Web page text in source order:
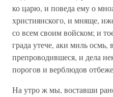
ко царю, и поведа ему о
християнского, и мняще,
со всем своим войском; и
града утече, аки миль осмь,
препроводившеся, и дела
порогов и верблюдов
На утро ж мы, воставши